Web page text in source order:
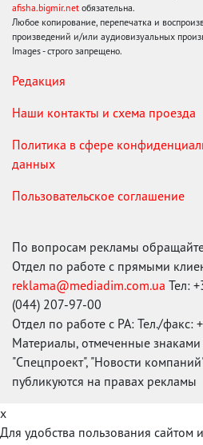
afisha.bigmir.net обязательна.
Любое копирование, перепечатка и
произведений и/или аудиовизуальных
Images - строго запрещено.
Редакция
Наши контакты и схема проезда
Политика в сфере
данных
Пользовательское соглашение
По вопросам рекламы
Отдел по работе с прямыми
reklama@mediadim.com.ua Тел:
(044) 207-97-00
Отдел по работе с РА: Тел./факс:
Материалы, отмеченные знаками
"Спецпроект", "Новости
публикуются на правах рекламы
x
Для удобства пользования сайтом